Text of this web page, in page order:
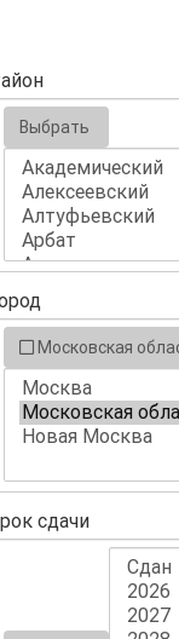
Выбрать
Московская
сдачи